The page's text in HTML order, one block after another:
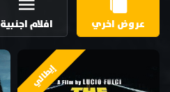
عروض اخري افلام اجنبية
إيطالي